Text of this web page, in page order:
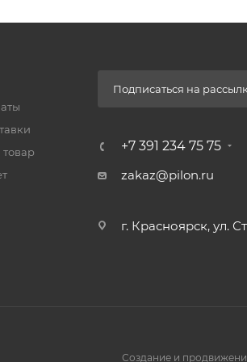
Подписаться на
+7 391 234 75 75
zakaz@pilon.ru
г. Красноярск, ул.
Создание и